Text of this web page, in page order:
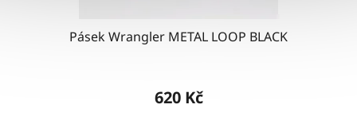
Pásek Wrangler METAL LOOP BLACK
hodnocení
produktu
620 Kč